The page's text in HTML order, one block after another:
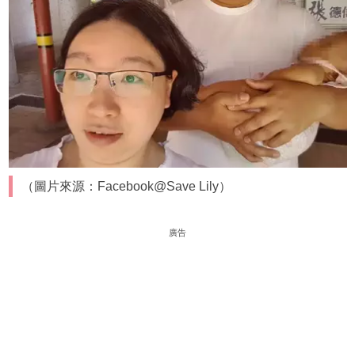
（圖片來源：Facebook@Save Lily）
廣告